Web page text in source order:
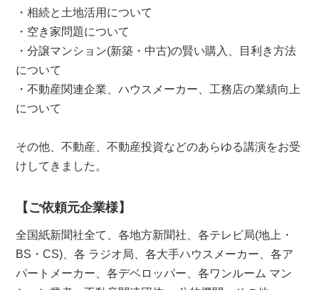
・相続と土地活用について
・空き家問題について
・分譲マンション(新築・中古)の賢い購入、目利き方法
について
・不動産関連企業、ハウスメーカー、工務店の業績向上
について
その他、不動産、不動産投資などのあらゆる講演をお受
けしてきました。
【ご依頼元企業様】
全国紙新聞社全て、各地方新聞社、各テレビ局(地上・
BS・CS)、各 ラジオ局、各大手ハウスメーカー、各ア
パートメーカー、各デベロッパー、各ワンルーム マン